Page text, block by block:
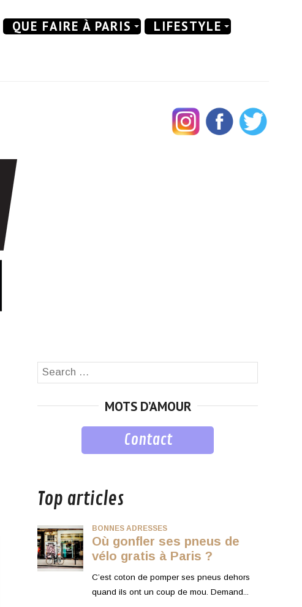
QUE FAIRE À PARIS
LIFESTYLE
Search
MOTS D’AMOUR
Contact
Top articles